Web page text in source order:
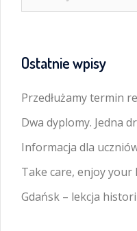
Ostatnie wpisy
Przedłużamy termin
Dwa dyplomy. Jedna
Informacja dla
Take care, enjoy your
Gdańsk – lekcja